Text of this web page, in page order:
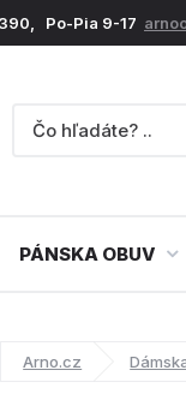
Po-Pia 9-17
PÁNSKA OBUV
Arno.cz